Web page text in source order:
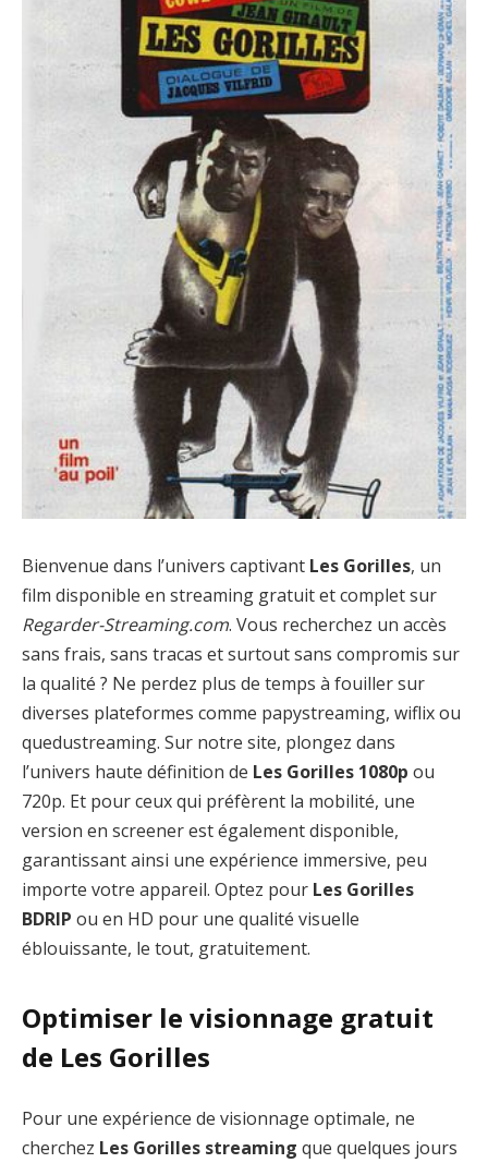
Bienvenue dans l’univers captivant Les Gorilles, un
film disponible en streaming gratuit et complet sur
Regarder-Streaming.com. Vous recherchez un accès
sans frais, sans tracas et surtout sans compromis sur
la qualité ? Ne perdez plus de temps à fouiller sur
diverses plateformes comme papystreaming, wiflix ou
quedustreaming. Sur notre site, plongez dans
l’univers haute définition de Les Gorilles 1080p ou
720p. Et pour ceux qui préfèrent la mobilité, une
version en screener est également disponible,
garantissant ainsi une expérience immersive, peu
importe votre appareil. Optez pour Les Gorilles
BDRIP ou en HD pour une qualité visuelle
éblouissante, le tout, gratuitement.
Optimiser le visionnage gratuit
de Les Gorilles
Pour une expérience de visionnage optimale, ne
cherchez Les Gorilles streaming que quelques jours